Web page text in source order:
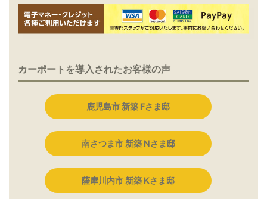
カーポートを導入されたお客様の声
鹿児島市 新築 Fさま邸
南さつま市 新築 Nさま邸
薩摩川内市 新築 Kさま邸